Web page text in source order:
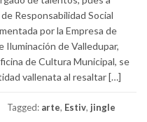
Responsabilidad Social
por la Empresa de
Iluminación de Valledupar,
de Cultura Municipal, se
vallenata al resaltar […]
Tagged: arte, Estiv, jingle